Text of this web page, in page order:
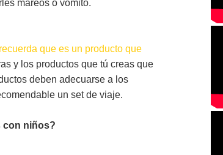
mareos o vómito.
que es un producto que
y los productos que tú creas que
deben adecuarse a los
un set de viaje.
con niños?